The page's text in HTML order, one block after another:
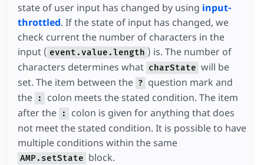
state of user input has changed by using input-
throttled. If the state of input has changed, we
check current the number of characters in the
input ( event.value.length ) is. The number of
characters determines what charState will be
set. The item between the ? question mark and
the
:
colon meets the stated condition. The item
after the
:
colon is given for anything that does
not meet the stated condition. It is possible to have
multiple conditions within the same
AMP.setState block.